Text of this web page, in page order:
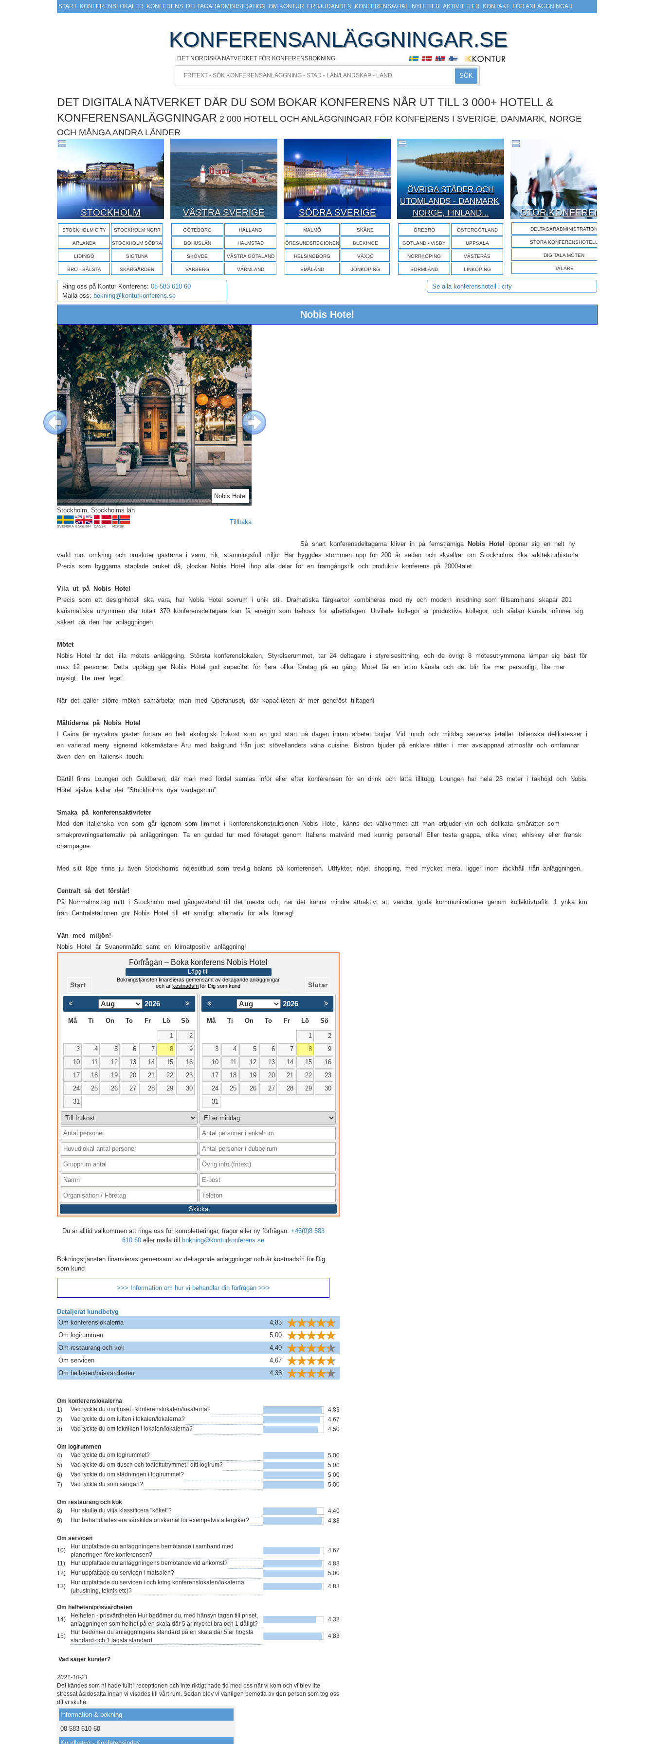
START KONFERENSLOKALER KONFERENS DELTAGARADMINISTRATION OM KONTUR ERBJUDANDEN KONFERENSAVTAL NYHETER AKTIVITETER KONTAKT FÖR ANLÄGGNINGAR
KONFERENSANLÄGGNINGAR.SE
DET NORDISKA NÄTVERKET FÖR KONFERENSBOKNING
SÖK
DET DIGITALA NÄTVERKET DÄR DU SOM BOKAR KONFERENS NÅR UT TILL 3 000+ HOTELL &
KONFERENSANLÄGGNINGAR 2 000 HOTELL OCH ANLÄGGNINGAR FÖR KONFERENS I SVERIGE, DANMARK, NORGE
OCH MÅNGA ANDRA LÄNDER
STOCKHOLM
STOCKHOLM CITY STOCKHOLM NORR
ARLANDA STOCKHOLM SÖDRA
LIDINGÖ SIGTUNA
BRO - BÅLSTA SKÄRGÅRDEN
VÄSTRA SVERIGE
GÖTEBORG HALLAND
BOHUSLÄN HALMSTAD
SKÖVDE VÄSTRA GÖTALAND
VARBERG VÄRMLAND
SÖDRA SVERIGE
MALMÖ SKÅNE
ÖRESUNDSREGIONEN BLEKINGE
HELSINGBORG VÄXJÖ
SMÅLAND JÖNKÖPING
ÖVRIGA STÄDER OCH
UTOMLANDS - DANMARK,
NORGE, FINLAND...
ÖREBRO ÖSTERGÖTLAND
GOTLAND - VISBY UPPSALA
NORRKÖPING VÄSTERÅS
SÖRMLAND LINKÖPING
STOR KONFERENS
DELTAGARADMINISTRATION
STORA KONFERENSHOTELL
DIGITALA MÖTEN
TALARE
Ring oss på Kontur Konferens: 08-583 610 60
Maila oss: bokning@konturkonferens.se
Se alla konferenshotell i city
Nobis Hotel
Previous
Nobis Hotel
Next
Stockholm, Stockholms län
SVENSKA ENGLISH DANSK NORSK
Tillbaka
Så snart konferensdeltagarna kliver in på femstjärniga Nobis Hotel
öppnar sig en helt ny
värld runt omkring och omsluter gästerna i varm, rik, stämningsfull miljö. Här byggdes stommen upp för 200 år sedan och skvallrar om Stockholms rika arkitekturhistoria.
Precis som byggarna staplade bruket då, plockar Nobis Hotel ihop alla delar för en framgångsrik och produktiv konferens på 2000-talet.
Vila ut på Nobis Hotel
Precis som ett designhotell ska vara, har Nobis Hotel sovrum i unik stil. Dramatiska färgkartor kombineras med ny och modern inredning som tillsammans skapar 201
karismatiska utrymmen där totalt 370 konferensdeltagare kan få energin som behövs för arbetsdagen. Utvilade kollegor är produktiva kollegor, och sådan känsla infinner sig
säkert på den här anläggningen.
Mötet
Nobis Hotel är det lilla mötets anläggning. Största konferenslokalen, Styrelserummet, tar 24 deltagare i styrelsesittning, och de övrigt 8 mötesutrymmena lämpar sig bäst för
max 12 personer. Detta upplägg ger Nobis Hotel god kapacitet för flera olika företag på en gång. Mötet får en intim känsla och det blir lite mer personligt, lite mer
mysigt, lite mer ’eget’.
När det gäller större möten samarbetar man med Operahuset, där kapaciteten är mer generöst tilltagen!
Måltiderna på Nobis Hotel
I Caina får nyvakna gäster förtära en helt ekologisk frukost som en god start på dagen innan arbetet börjar. Vid lunch och middag serveras istället italienska delikatesser i
en varierad meny signerad köksmästare Aru med bakgrund från just stövellandets väna cuisine. Bistron bjuder på enklare rätter i mer avslappnad atmosfär och omfamnar
även den en italiensk touch.
Därtill finns Loungen och Guldbaren, där man med fördel samlas inför eller efter konferensen för en drink och lätta tilltugg. Loungen har hela 28 meter i takhöjd och Nobis
Hotel själva kallar det ”Stockholms nya vardagsrum”.
Smaka på konferensaktiviteter
Med den italienska ven som går igenom som limmet i konferenskonstruktionen Nobis Hotel, känns det välkommet att man erbjuder vin och delikata smårätter som
smakprovningsalternativ på anläggningen. Ta en guidad tur med företaget genom Italiens matvärld med kunnig personal! Eller testa grappa, olika viner, whiskey eller fransk
champagne.
Med sitt läge finns ju även Stockholms nöjesutbud som trevlig balans på konferensen. Utflykter, nöje, shopping, med mycket mera, ligger inom räckhåll från anläggningen.
Centralt så det förslår!
På Norrmalmstorg mitt i Stockholm med gångavstånd till det mesta och, när det känns mindre attraktivt att vandra, goda kommunikationer genom kollektivtrafik. 1 ynka km
från Centralstationen gör Nobis Hotel till ett smidigt alternativ för alla företag!
Vän med miljön!
Nobis Hotel är Svanenmärkt samt en klimatpositiv anläggning!
Förfrågan – Boka konferens Nobis Hotel
Lägg till
Start
Bokningstjänsten finansieras gemensamt av deltagande anläggningar
och ärkostnadsfri för Dig som kund Slutar
2026
Må Ti On To Fr Lö Sö
1
2
3
4 5 6 7 8
9
10
11 12 13 14 15
16
17
18 19 20 21 22
23
24
25 26 27 28 29
30
31
< Föregående Nästa >
2026
Må Ti On To Fr Lö Sö
1
2
3
4 5 6 7 8
9
10
11 12 13 14 15
16
17
18 19 20 21 22
23
24
25 26 27 28 29
30
31
Skicka
Du är alltid välkommen att ringa oss för kompletteringar, frågor eller ny förfrågan: +46(0)8 583
610 60 eller maila till bokning@konturkonferens.se
Bokningstjänsten finansieras gemensamt av deltagande anläggningar och är kostnadsfri för Dig
som kund
>>> Information om hur vi behandlar din förfrågan >>>
Detaljerat kundbetyg
Om konferenslokalerna
4,83
Om logirummen
5,00
Om restaurang och kök
4,40
Om servicen
4,67
Om helheten/prisvärdheten
4,33
Om konferenslokalerna
1)
Vad tyckte du om ljuset i konferenslokalen/lokalerna?
4.83
2)
Vad tyckte du om luften i lokalen/lokalerna?
4.67
3)
Vad tyckte du om tekniken i lokalen/lokalerna? 4.50
Om logirummen
4)
Vad tyckte du om logirummet?
5.00
5)
Vad tyckte du om dusch och toalettutrymmet i ditt logirum?
5.00
6)
Vad tyckte du om städningen i logirummet?
5.00
7)
Vad tyckte du som sängen? 5.00
Om restaurang och kök
8)
Hur skulle du vilja klassificera "köket"?
4.40
9)
Hur behandlades era särskilda önskemål för exempelvis allergiker? 4.83
Om servicen
10)
Hur uppfattade du anläggningens bemötande i samband med
planeringen före konferensen?
4.67
11)
Hur uppfattade du anläggningens bemötande vid ankomst?
4.83
12)
Hur uppfattade du servicen i matsalen?
5.00
13)
Hur uppfattade du servicen i och kring konferenslokalen/lokalerna
(utrustning, teknik etc)?
4.83
Om helheten/prisvärdheten
14)
Helheten - prisvärdheten Hur bedömer du, med hänsyn tagen till priset,
anläggningen som helhet på en skala där 5 är mycket bra och 1 dåligt?
4.33
15)
Hur bedömer du anläggningens standard på en skala där 5 är högsta
standard och 1 lägsta standard
4.83
Vad säger kunder?
2021-10-21
Det kändes som ni hade fullt i receptionen och inte riktigt hade tid med oss när vi kom och vi blev lite
stressat åsidosatta innan vi visades till vårt rum. Sedan blev vi vänligen bemötta av den person som tog oss
dit vi skulle.
Information & bokning
08-583 610 60